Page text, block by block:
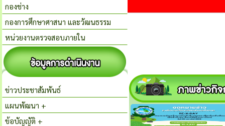
กองช่าง
กองการศึกษาศาสนา และวัฒนธรรม
หน่วยงานตรวจสอบภายใน
ข่าวประชาสัมพันธ์
แผนพัฒนา +
ข้อบัญญัติ +